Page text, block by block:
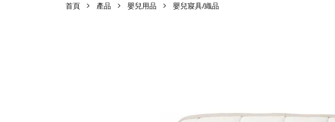
首頁 產品 嬰兒用品 嬰兒寢具/織品